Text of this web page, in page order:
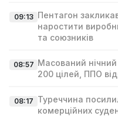
09:13 Пентагон
наростити
та союзників
08:57 Масований
200 цілей, ППО
08:17 Туреччина
комерційних